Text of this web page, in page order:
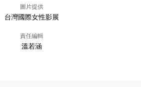
圖片提供
台灣國際女性影展
責任編輯
溫若涵